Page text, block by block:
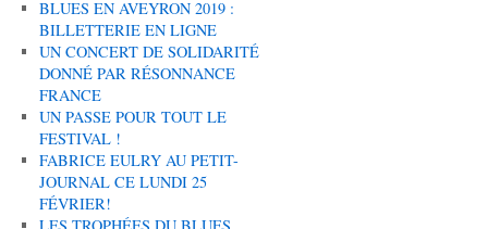
BLUES EN AVEYRON 2019 :
BILLETTERIE EN LIGNE
UN CONCERT DE SOLIDARITÉ
DONNÉ PAR RÉSONNANCE
FRANCE
UN PASSE POUR TOUT LE
FESTIVAL !
FABRICE EULRY AU PETIT-
JOURNAL CE LUNDI 25
FÉVRIER!